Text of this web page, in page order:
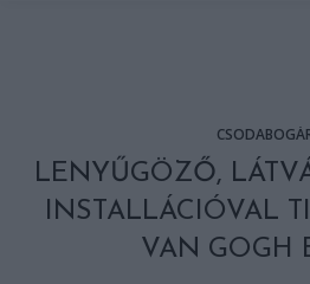
LENYŰGÖZŐ,
INSTALLÁCIÓVAL
VAN GOGH